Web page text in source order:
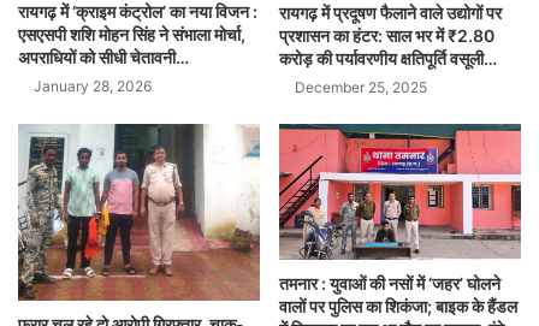
रायगढ़ में ‘क्राइम कंट्रोल’ का नया विजन :
एसएसपी शशि मोहन सिंह ने संभाला मोर्चा,
अपराधियों को सीधी चेतावनी…
January 28, 2026
रायगढ़ में प्रदूषण फैलाने वाले उद्योगों पर
प्रशासन का हंटर: साल भर में ₹2.80
करोड़ की पर्यावरणीय क्षतिपूर्ति वसूली…
December 25, 2025
तमनार : युवाओं की नसों में ‘जहर’ घोलने
वालों पर पुलिस का शिकंजा; बाइक के हैंडल